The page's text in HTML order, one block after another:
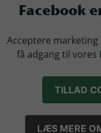
Marius Nørsøller
14. juli 2026
12. juli 2026
Facebook
Acceptere
få adgang til vores
TILLAD
LÆS MERE